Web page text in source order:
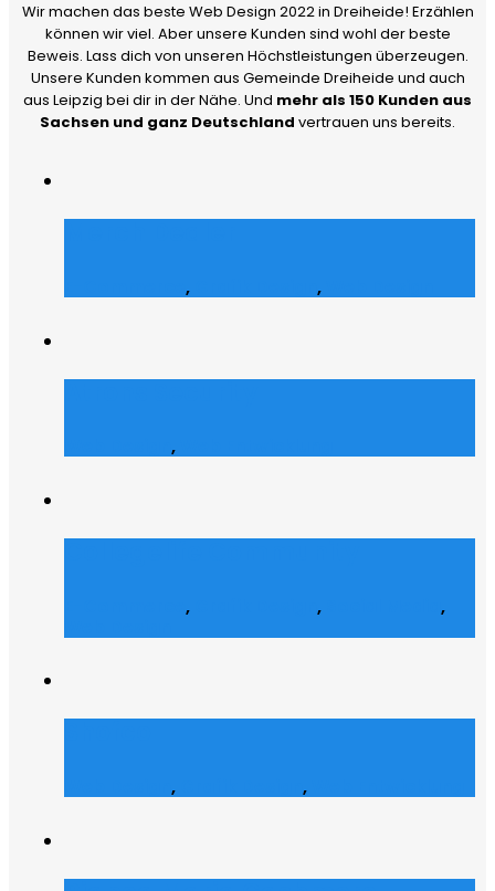
Wir machen das beste Web Design 2022 in Dreiheide! Erzählen
können wir viel. Aber unsere Kunden sind wohl der beste
Beweis. Lass dich von unseren Höchstleistungen überzeugen.
Unsere Kunden kommen aus Gemeinde Dreiheide und auch
aus Leipzig bei dir in der Nähe. Und mehr als 150 Kunden aus
Sachsen und ganz Deutschland vertrauen uns bereits.
, ,
,
, ,
,
, ,